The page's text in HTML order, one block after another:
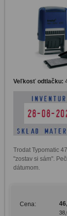
Veľkosť odtlačku:
Trodat Typomatic
"zostav si sám".
dátumom.
Cena: